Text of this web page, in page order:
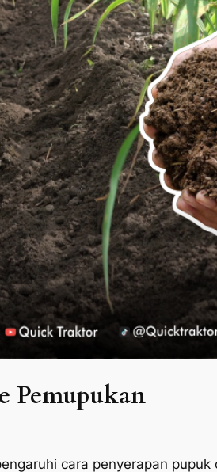
Pemupukan
cara penyerapan pupuk